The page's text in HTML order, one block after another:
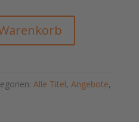
Alle Titel, Angebote,